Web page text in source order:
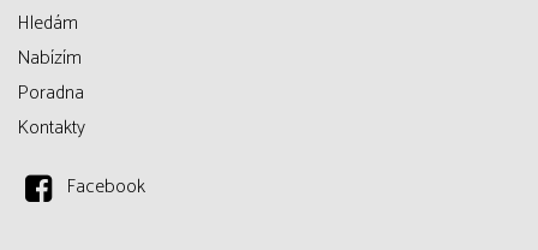
Hledám
Nabízím
Poradna
Kontakty
Facebook